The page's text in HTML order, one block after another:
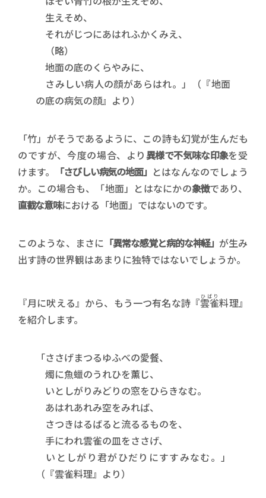
生えそめ、
それがじつにあはれふかくみえ、
（略）
地面の底のくらやみに、
さみしい病人の顔があらはれ。」（『地面
の底の病気の顔』より）
「竹」がそうであるように、この詩も幻覚が生んだも
のですが、今度の場合、より異様で不気味な印象を受
けます。
「さびしい病気の地面」 とはなんなのでしょう
か。この場合も、「地面」とはなにかの象徴であり、
直截な意味における「地面」ではないのです。
このような、まさに 「異常な感覚と病的な神経」が生み
出す詩の世界観はあまりに独特ではないでしょうか。
『月に吠える』から、もう一つ有名な詩『雲雀
ひばり 料理』
を紹介します。
「ささげまつるゆふべの愛餐、
燭に魚蠟のうれひを薫じ、
いとしがりみどりの窓をひらきなむ。
あはれあれみ空をみれば、
さつきはるばると流るるものを、
手にわれ雲雀の皿をささげ、
いとしがり君がひだりにすすみなむ。」
（『雲雀料理』より）